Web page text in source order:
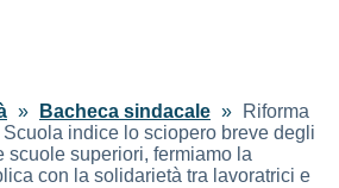
Bacheca sindacale
Riforma
indice lo sciopero breve degli
scuole superiori, fermiamo la
con la solidarietà tra lavoratrici e